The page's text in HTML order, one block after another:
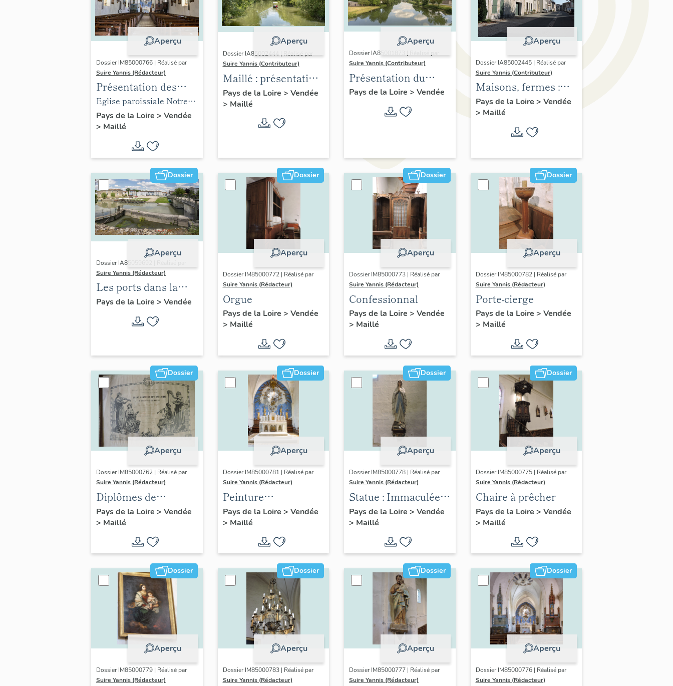
Aperçu
Dossier IM85000766 | Réalisé par
Suire Yannis (Rédacteur)
Présentation des
objets mobiliers de
l'église paroissiale
Notre-Dame de
l'Assomption de
Maillé
Eglise paroissiale Notre-
Dame de l'Assomption de
Maillé
Pays de la Loire > Vendée
> Maillé
Aperçu
Dossier IA85002444 | Réalisé par
Suire Yannis (Contributeur)
Maillé : présentation
de la commune
Pays de la Loire > Vendée
> Maillé
Aperçu
Dossier IA85001873 | Réalisé par
Suire Yannis (Contributeur)
Présentation du
territoire de la Vallée
de la Sèvre Niortaise
dans le Marais
Pays de la Loire > Vendée
Aperçu
Dossier IA85002445 | Réalisé par
Suire Yannis (Contributeur)
Maisons, fermes :
l'habitat à Maillé
Pays de la Loire > Vendée
> Maillé
Dossier
Aperçu
Dossier IA85059692 | Réalisé par
Suire Yannis (Rédacteur)
Les ports dans la
vallée de la Sèvre
Niortaise, Marais
poitevin
Pays de la Loire > Vendée
Dossier
Aperçu
Dossier IM85000772 | Réalisé par
Suire Yannis (Rédacteur)
Orgue
Pays de la Loire > Vendée
> Maillé
Dossier
Aperçu
Dossier IM85000773 | Réalisé par
Suire Yannis (Rédacteur)
Confessionnal
Pays de la Loire > Vendée
> Maillé
Dossier
Aperçu
Dossier IM85000782 | Réalisé par
Suire Yannis (Rédacteur)
Porte-cierge
Pays de la Loire > Vendée
> Maillé
Dossier
Aperçu
Dossier IM85000762 | Réalisé par
Suire Yannis (Rédacteur)
Diplômes de
concours (3) de
l'Ensemble musical
de Maillé
Pays de la Loire > Vendée
> Maillé
Dossier
Aperçu
Dossier IM85000781 | Réalisé par
Suire Yannis (Rédacteur)
Peinture
monumentale,
statues, bas-relief :
l'Assomption de la
Vierge
Pays de la Loire > Vendée
> Maillé
Dossier
Aperçu
Dossier IM85000778 | Réalisé par
Suire Yannis (Rédacteur)
Statue : Immaculée
Conception
Pays de la Loire > Vendée
> Maillé
Dossier
Aperçu
Dossier IM85000775 | Réalisé par
Suire Yannis (Rédacteur)
Chaire à prêcher
Pays de la Loire > Vendée
> Maillé
Dossier
Aperçu
Dossier IM85000779 | Réalisé par
Suire Yannis (Rédacteur)
Dossier
Aperçu
Dossier IM85000783 | Réalisé par
Suire Yannis (Rédacteur)
Dossier
Aperçu
Dossier IM85000777 | Réalisé par
Suire Yannis (Rédacteur)
Dossier
Aperçu
Dossier IM85000776 | Réalisé par
Suire Yannis (Rédacteur)